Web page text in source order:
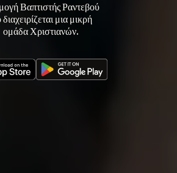
Βαπτιστής Ραντεβού
μια μικρή
ομάδα Χριστιανών.